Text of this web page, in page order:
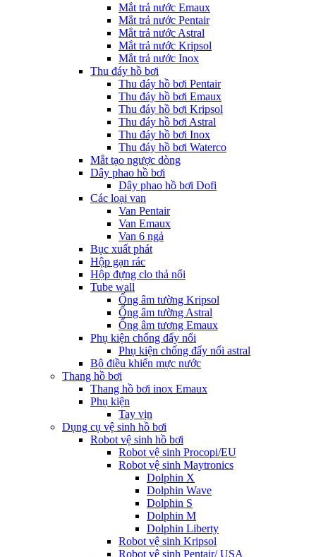
Mắt trả nước Emaux
Mắt trả nước Pentair
Mắt trả nước Astral
Mắt trả nước Kripsol
Mắt trả nước Inox
Thu đáy hồ bơi
Thu đáy hồ bơi Pentair
Thu đáy hồ bơi Emaux
Thu đáy hồ bơi Kripsol
Thu đáy hồ bơi Astral
Thu đáy hồ bơi Inox
Thu đáy hồ bơi Waterco
Mắt tạo ngược dòng
Dây phao hồ bơi
Dây phao hồ bơi Dofi
Các loại van
Van Pentair
Van Emaux
Van 6 ngả
Bục xuất phát
Hộp gạn rác
Hộp đựng clo thả nổi
Tube wall
Ống âm tường Kripsol
Ống âm tường Astral
Ống âm tương Emaux
Phụ kiện chống đẩy nổi
Phụ kiện chống đẩy nổi astral
Bộ điều khiển mực nước
Thang hồ bơi
Thang hồ bơi inox Emaux
Phụ kiện
Tay vịn
Dụng cụ vệ sinh hồ bơi
Robot vệ sinh hồ bơi
Robot vệ sinh Procopi/EU
Robot vệ sinh Maytronics
Dolphin X
Dolphin Wave
Dolphin S
Dolphin M
Dolphin Liberty
Robot vệ sinh Kripsol
Robot vệ sinh Pentair/ USA